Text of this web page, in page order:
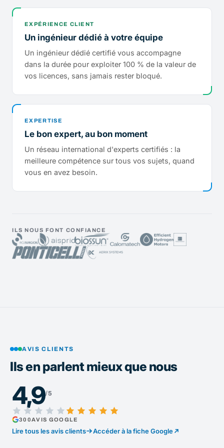
EXPÉRIENCE CLIENT
Un ingénieur dédié à votre équipe
Un ingénieur dédié certifié vous accompagne
dans la durée pour exploiter 100 % de la valeur de
vos licences, sans jamais rester bloqué.
EXPERTISE
Le bon expert, au bon moment
Un réseau international d'experts certifiés : la
meilleure compétence sur tous vos sujets, quand
vous en avez besoin.
ILS NOUS FONT CONFIANCE
AVIS CLIENTS
Ils en parlent mieux que nous
4,9/5
300AVIS GOOGLE
Lire tous les avis clients Accéder à la fiche Google